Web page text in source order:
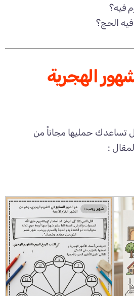
فيه؟
الحج؟
الهجرية
تساعدك حمليها مجاناً من
: